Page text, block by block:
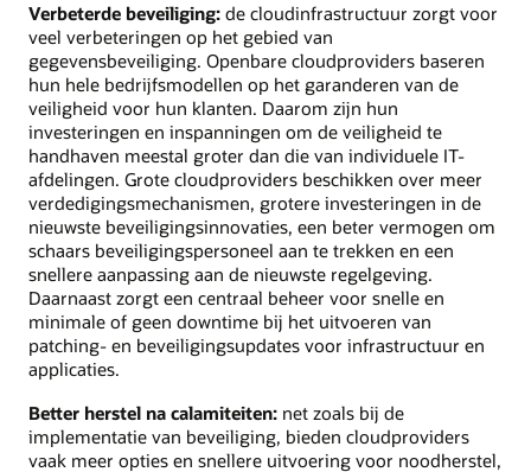
Verbeterde beveiliging: de cloudinfrastructuur zorgt voor
veel verbeteringen op het gebied van
gegevensbeveiliging. Openbare cloudproviders baseren
hun hele bedrijfsmodellen op het garanderen van de
veiligheid voor hun klanten. Daarom zijn hun
investeringen en inspanningen om de veiligheid te
handhaven meestal groter dan die van individuele IT-
afdelingen. Grote cloudproviders beschikken over meer
verdedigingsmechanismen, grotere investeringen in de
nieuwste beveiligingsinnovaties, een beter vermogen om
schaars beveiligingspersoneel aan te trekken en een
snellere aanpassing aan de nieuwste regelgeving.
Daarnaast zorgt een centraal beheer voor snelle en
minimale of geen downtime bij het uitvoeren van
patching- en beveiligingsupdates voor infrastructuur en
applicaties.
Better herstel na calamiteiten: net zoals bij de
implementatie van beveiliging, bieden cloudproviders
vaak meer opties en snellere uitvoering voor noodherstel,